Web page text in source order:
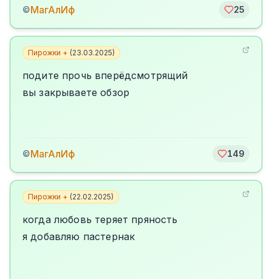
©МагАлИф 25
Пирожки + (23.03.2025)
подите прочь вперёдсмотрящий
вы закрываете обзор
©МагАлИф 149
Пирожки + (22.02.2025)
когда любовь теряет пряность
я добавляю пастернак